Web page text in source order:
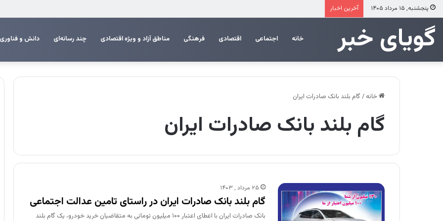
پنجشنبه, ۱۵ مرداد ۱۴۰۵ آخرین اخبار
‌‌‌گویای خبر خانه اجتماعی اقتصادی فرهنگی مناطق آزاد و ویژه اقتصادی چند رسانه‌ای دانش و فناوری
خانه / ​گام بلند بانک صادرات ایران
​گام بلند بانک صادرات ایران
۲۵ مرداد , ۱۴۰۳
​گام بلند بانک صادرات ایران در راستای تامین عدالت اجتماعی
بانک صادرات ایران با اعطای اعتبار ۱۰۰ میلیون تومانی به متقاضیان خرید خودرو، یک گام بلند